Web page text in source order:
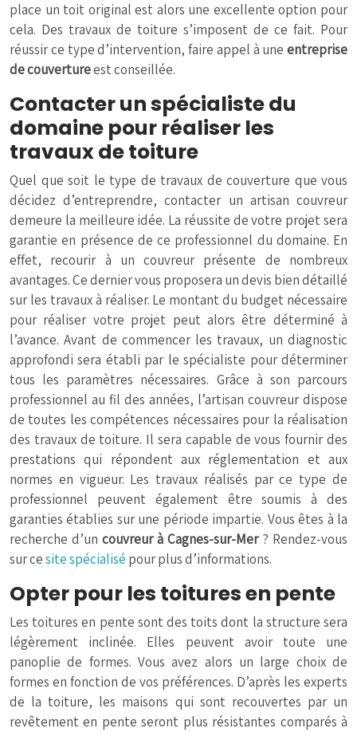
place un toit original est alors une excellente option pour
cela. Des travaux de toiture s’imposent de ce fait. Pour
réussir ce type d’intervention, faire appel à une entreprise
de couvertureest conseillée.
Contacter un spécialiste du
domaine pour réaliser les
travaux de toiture
Quel que soit le type de travaux de couverture que vous
décidez d’entreprendre, contacter un artisan couvreur
demeure la meilleure idée. La réussite de votre projet sera
garantie en présence de ce professionnel du domaine. En
effet, recourir à un couvreur présente de nombreux
avantages. Ce dernier vous proposera un devis bien détaillé
sur les travaux à réaliser. Le montant du budget nécessaire
pour réaliser votre projet peut alors être déterminé à
l’avance. Avant de commencer les travaux, un diagnostic
approfondi sera établi par le spécialiste pour déterminer
tous les paramètres nécessaires. Grâce à son parcours
professionnel au fil des années, l’artisan couvreur dispose
de toutes les compétences nécessaires pour la réalisation
des travaux de toiture. Il sera capable de vous fournir des
prestations qui répondent aux réglementation et aux
normes en vigueur. Les travaux réalisés par ce type de
professionnel peuvent également être soumis à des
garanties établies sur une période impartie. Vous êtes à la
recherche d’un couvreur à Cagnes-sur-Mer? Rendez-vous
sur cesite spécialisé pour plus d’informations.
Opter pour les toitures en pente
Les toitures en pente sont des toits dont la structure sera
légèrement inclinée. Elles peuvent avoir toute une
panoplie de formes. Vous avez alors un large choix de
formes en fonction de vos préférences. D’après les experts
de la toiture, les maisons qui sont recouvertes par un
revêtement en pente seront plus résistantes comparés à